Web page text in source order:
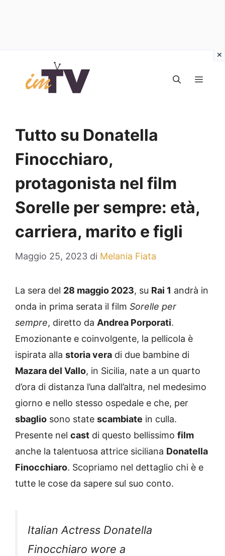
contenuto
Tutto su Donatella
Finocchiaro,
protagonista nel film
Sorelle per sempre: età,
carriera, marito e figli
Maggio 25, 2023 di Melania Fiata
La sera del 28 maggio 2023, su Rai 1 andrà in
onda in prima serata il film Sorelle per
sempre, diretto da Andrea Porporati.
Emozionante e coinvolgente, la pellicola è
ispirata alla storia vera di due bambine di
Mazara del Vallo, in Sicilia, nate a un quarto
d’ora di distanza l’una dall’altra, nel medesimo
giorno e nello stesso ospedale e che, per
sbaglio sono state scambiate in culla.
Presente nel cast di questo bellissimo film
anche la talentuosa attrice siciliana Donatella
Finocchiaro. Scopriamo nel dettaglio chi è e
tutte le cose da sapere sul suo conto.
Italian Actress Donatella
Finocchiaro wore a